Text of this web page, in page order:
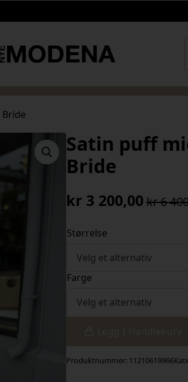
Satin puff
Bride
kr6
Opprinnelig
pris
var:
kr 6
400,00.
kr 3 200,00
Nåværende
pris
er:
kr 3
200,00.
Størrelse
Farge
Produktnummer: 11210619966